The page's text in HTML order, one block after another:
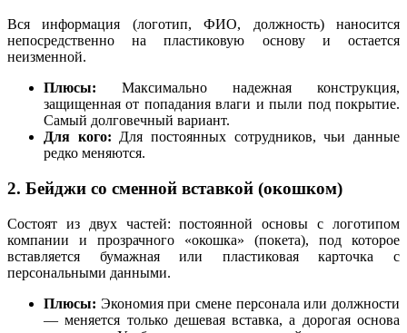
Вся информация (логотип, ФИО, должность) наносится
непосредственно на пластиковую основу и остается
неизменной.
Плюсы: Максимально надежная конструкция,
защищенная от попадания влаги и пыли под покрытие.
Самый долговечный вариант.
Для кого: Для постоянных сотрудников, чьи данные
редко меняются.
2. Бейджи со сменной вставкой (окошком)
Состоят из двух частей: постоянной основы с логотипом
компании и прозрачного «окошка» (покета), под которое
вставляется бумажная или пластиковая карточка с
персональными данными.
Плюсы: Экономия при смене персонала или должности
— меняется только дешевая вставка, а дорогая основа